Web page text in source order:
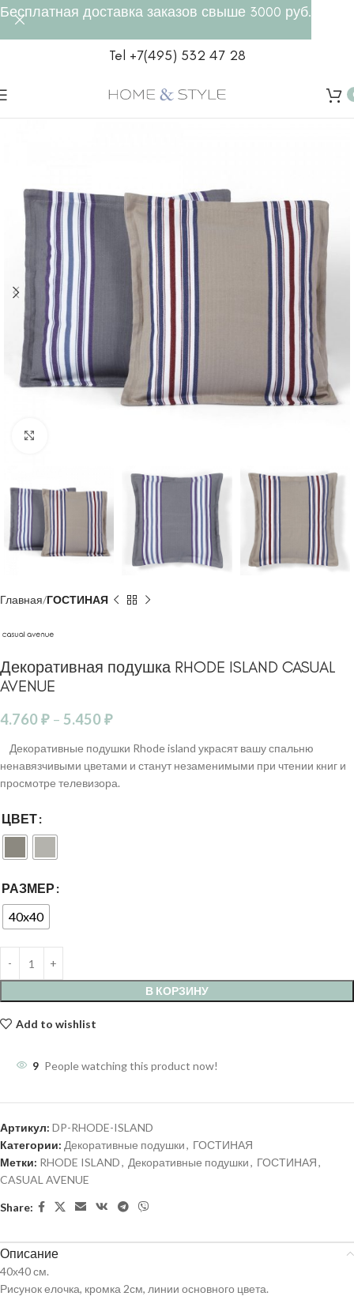
Tel +7(495) 532 47 28
Главная ГОСТИНАЯ
Декоративная подушка RHODE ISLAND CASUAL
AVENUE
4.760₽ – 5.450₽
Декоративные подушки Rhode island украсят вашу спальню
ненавязчивыми цветами и станут незаменимыми при чтении книг и
просмотре телевизора.
ЦВЕТ
РАЗМЕР
40x40
В КОРЗИНУ
Add to wishlist
9 People watching this product now!
Артикул: DP-RHODE-ISLAND
Категории: Декоративные подушки, ГОСТИНАЯ
Метки: RHODE ISLAND, Декоративные подушки, ГОСТИНАЯ,
CASUAL AVENUE
Share:
Описание
40х40 см.
Рисунок елочка, кромка 2см, линии основного цвета.
Бесплатная доставка заказов свыше 3000 руб.